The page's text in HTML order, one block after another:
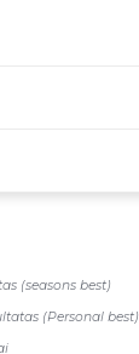
(seasons best)
(Personal best)